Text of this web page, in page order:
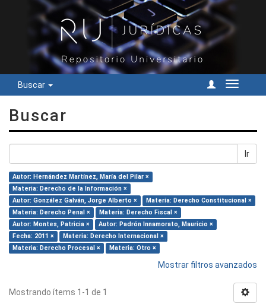
Buscar
Cambiar
Buscar
Ir
Autor: Hernández Martínez, María del Pilar ×
Materia: Derecho de la Información ×
Autor: González Galván, Jorge Alberto ×
Materia: Derecho Constitucional ×
Materia: Derecho Penal ×
Materia: Derecho Fiscal ×
Autor: Montes, Patricia ×
Autor: Padrón Innamorato, Mauricio ×
Fecha: 2011 ×
Materia: Derecho Internacional ×
Materia: Derecho Procesal ×
Materia: Otro ×
Mostrar filtros avanzados
Mostrando ítems 1-1 de 1